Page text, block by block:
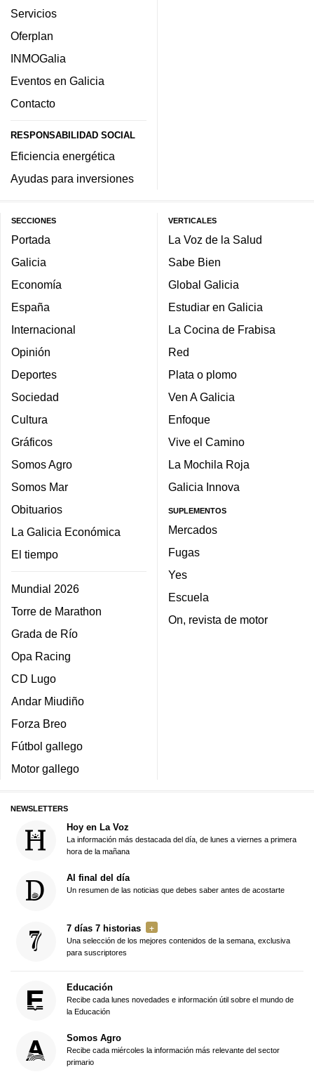
Servicios
Oferplan
INMOGalia
Eventos en Galicia
Contacto
RESPONSABILIDAD SOCIAL
Eficiencia energética
Ayudas para inversiones
SECCIONES
Portada
Galicia
Economía
España
Internacional
Opinión
Deportes
Sociedad
Cultura
Gráficos
Somos Agro
Somos Mar
Obituarios
La Galicia Económica
El tiempo
Mundial 2026
Torre de Marathon
Grada de Río
Opa Racing
CD Lugo
Andar Miudiño
Forza Breo
Fútbol gallego
Motor gallego
VERTICALES
La Voz de la Salud
Sabe Bien
Global Galicia
Estudiar en Galicia
La Cocina de Frabisa
Red
Plata o plomo
Ven A Galicia
Enfoque
Vive el Camino
La Mochila Roja
Galicia Innova
SUPLEMENTOS
Mercados
Fugas
Yes
Escuela
On, revista de motor
NEWSLETTERS
Hoy en La Voz
La información más destacada del día, de lunes a viernes a primera
hora de la mañana
Al final del día
Un resumen de las noticias que debes saber antes de acostarte
7 días 7 historias
Una selección de los mejores contenidos de la semana, exclusiva
para suscriptores
Educación
Recibe cada lunes novedades e información útil sobre el mundo de
la Educación
Somos Agro
Recibe cada miércoles la información más relevante del sector
primario